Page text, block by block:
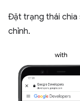
Đặt trạng thái chia
chỉnh.